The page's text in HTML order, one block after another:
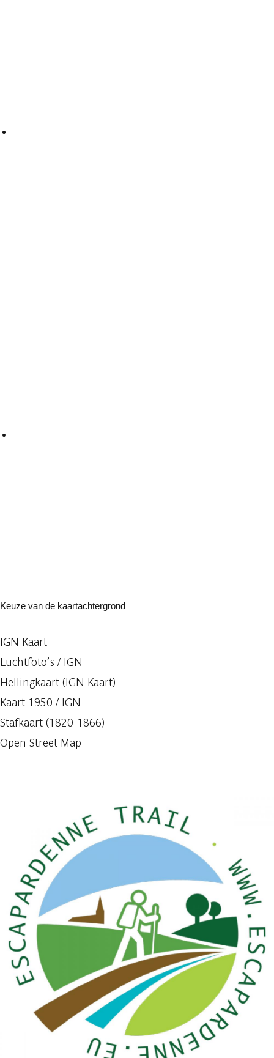
Keuze van de kaartachtergrond
IGN Kaart
Luchtfoto’s / IGN
Hellingkaart (IGN Kaart)
Kaart 1950 / IGN
Stafkaart (1820-1866)
Open Street Map